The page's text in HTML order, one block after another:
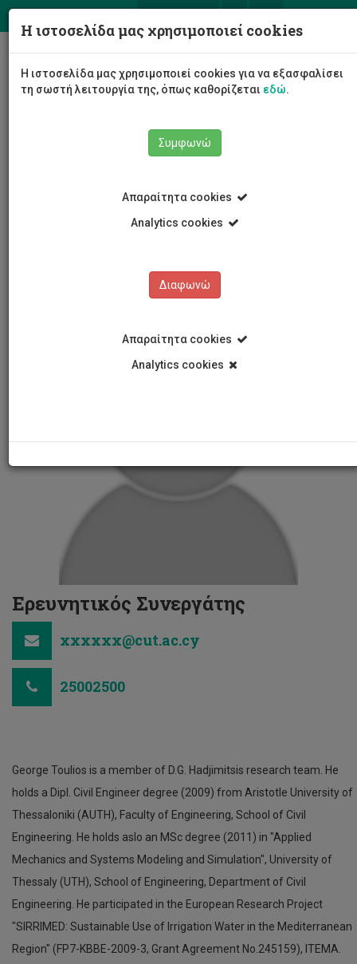
Γιώργος Τούλιος
Γιώργος Τούλιος
Ερευνητικός Συνεργάτης
xxxxxx@cut.ac.cy
25002500
George Toulios is a member of D.G. Hadjimitsis research team. He
holds a Dipl. Civil Engineer degree (2009) from Aristotle University of
Thessaloniki (AUTH), Faculty of Engineering, School of Civil
Engineering. He holds aslo an MSc degree (2011) in "Applied
Mechanics and Systems Modeling and Simulation", University of
Thessaly (UTH), School of Engineering, Department of Civil
Engineering. He participated in the European Research Project
"SIRRIMED: Sustainable Use of Irrigation Water in the Mediterranean
Region" (FP7-KBBE-2009-3, Grant Agreement No.245159), ITEMA.
Η ιστοσελίδα μας χρησιμοποιεί cookies
Η ιστοσελίδα μας χρησιμοποιεί cookies για να εξασφαλίσει
τη σωστή λειτουργία της, όπως καθορίζεται εδώ.
Συμφωνώ
Απαραίτητα cookies
Analytics cookies
Διαφωνώ
Απαραίτητα cookies
Analytics cookies